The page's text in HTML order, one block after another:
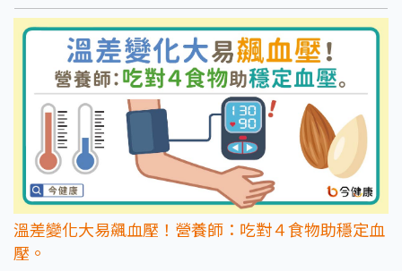
溫差變化大易飆血壓！營養師：吃對４食物助穩定血
壓。